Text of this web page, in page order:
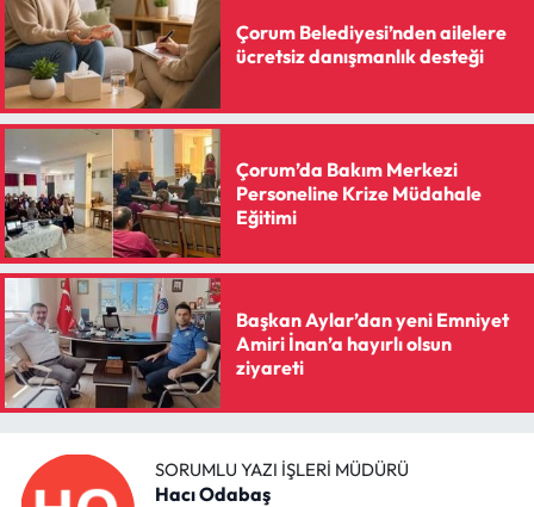
Çorum Belediyesi’nden ailelere
ücretsiz danışmanlık desteği
Çorum’da Bakım Merkezi
Personeline Krize Müdahale
Eğitimi
Başkan Aylar’dan yeni Emniyet
Amiri İnan’a hayırlı olsun
ziyareti
SORUMLU YAZI İŞLERI MÜDÜRÜ
Hacı Odabaş